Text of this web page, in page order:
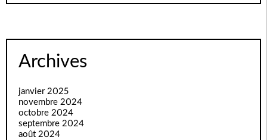
Archives
janvier 2025
novembre 2024
octobre 2024
septembre 2024
août 2024